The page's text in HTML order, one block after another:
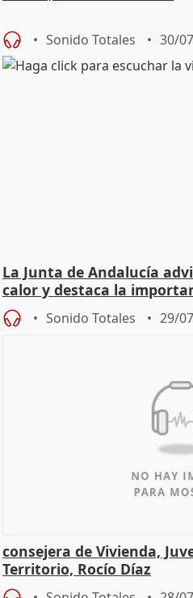
Sonido Totales 30/
La Junta de Andalucía
calor y destaca la
Sonido Totales 29/
consejera de Vivienda,
Territorio, Rocío Díaz